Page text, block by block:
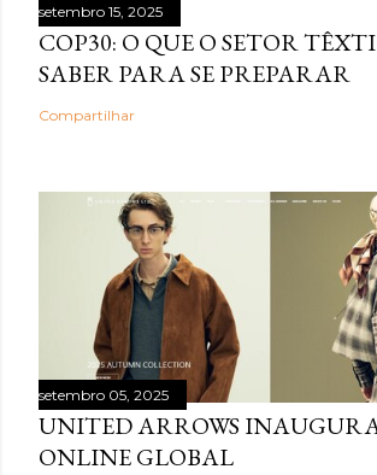
setembro 15, 2025
COP30: O QUE O SETOR
SABER PARA SE PREPARAR
Compartilhar
setembro 05, 2025
UNITED ARROWS
ONLINE GLOBAL